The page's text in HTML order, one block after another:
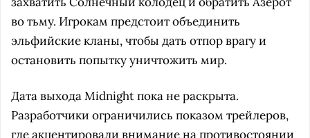
во тьму. Игрокам предстоит объединить
эльфийские кланы, чтобы дать отпор врагу и
остановить попытку уничтожить мир.
Дата выхода Midnight пока не раскрыта.
Разработчики ограничились показом трейлеров,
где акцентировали внимание на противостоянии